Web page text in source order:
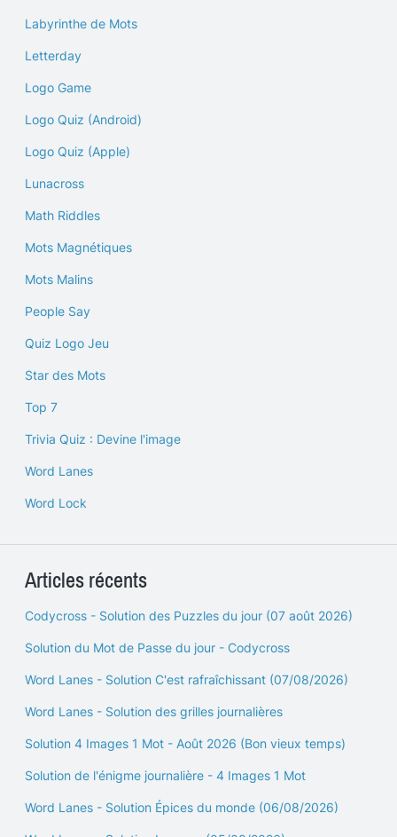
Labyrinthe de Mots
Letterday
Logo Game
Logo Quiz (Android)
Logo Quiz (Apple)
Lunacross
Math Riddles
Mots Magnétiques
Mots Malins
People Say
Quiz Logo Jeu
Star des Mots
Top 7
Trivia Quiz : Devine l'image
Word Lanes
Word Lock
Articles récents
Codycross - Solution des Puzzles du jour (07 août 2026)
Solution du Mot de Passe du jour - Codycross
Word Lanes - Solution C'est rafraîchissant (07/08/2026)
Word Lanes - Solution des grilles journalières
Solution 4 Images 1 Mot - Août 2026 (Bon vieux temps)
Solution de l'énigme journalière - 4 Images 1 Mot
Word Lanes - Solution Épices du monde (06/08/2026)